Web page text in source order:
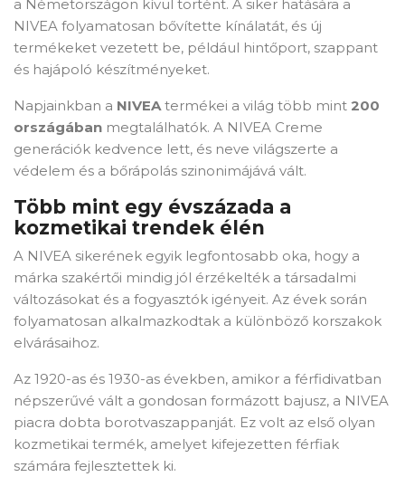
a Németországon kívül történt. A siker hatására a
NIVEA folyamatosan bővítette kínálatát, és új
termékeket vezetett be, például hintőport, szappant
és hajápoló készítményeket.
Napjainkban a NIVEAtermékei a világ több mint 200
országában megtalálhatók. A NIVEA Creme
generációk kedvence lett, és neve világszerte a
védelem és a bőrápolás szinonimájává vált.
Több mint egy évszázada a
kozmetikai trendek élén
A NIVEA sikerének egyik legfontosabb oka, hogy a
márka szakértői mindig jól érzékelték a társadalmi
változásokat és a fogyasztók igényeit. Az évek során
folyamatosan alkalmazkodtak a különböző korszakok
elvárásaihoz.
Az 1920-as és 1930-as években, amikor a férfidivatban
népszerűvé vált a gondosan formázott bajusz, a NIVEA
piacra dobta borotvaszappanját. Ez volt az első olyan
kozmetikai termék, amelyet kifejezetten férfiak
számára fejlesztettek ki.
Create wishlist
Wishlist name